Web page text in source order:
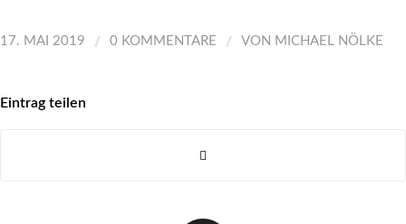
17. MAI 2019 / 0 KOMMENTARE / VON MICHAEL NÖLKE
Eintrag teilen